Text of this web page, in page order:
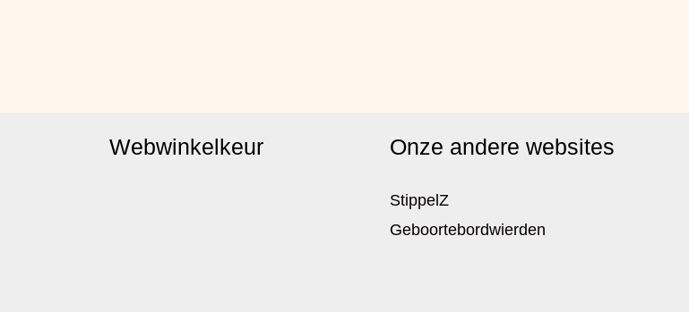
Webwinkelkeur Onze andere websites
StippelZ
Geboortebordwierden